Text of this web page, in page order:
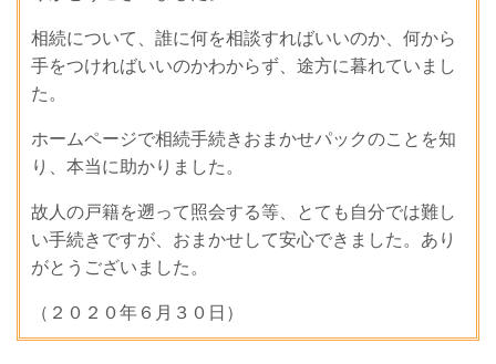
相続について、誰に何を相談すればいいのか、何から
手をつければいいのかわからず、途方に暮れていまし
た。
ホームページで相続手続きおまかせパックのことを知
り、本当に助かりました。
故人の戸籍を遡って照会する等、とても自分では難し
い手続きですが、おまかせして安心できました。あり
がとうございました。
（２０２０年６月３０日）